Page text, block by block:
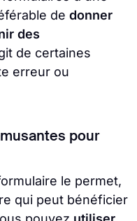
de donner
des
de certaines
erreur ou
pour
le permet,
qui peut bénéficier